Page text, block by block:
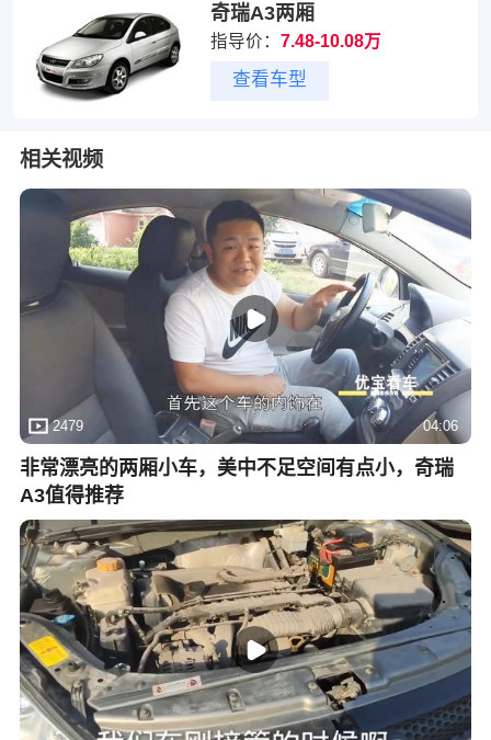
奇瑞A3两厢
指导价：7.48-10.08万
查看车型
相关视频
2479 04:06
非常漂亮的两厢小车，美中不足空间有点小，奇瑞
A3值得推荐